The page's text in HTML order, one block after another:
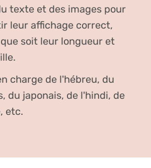
texte et des images pour
leur affichage correct,
soit leur longueur et
charge de l'hébreu, du
du japonais, de l'hindi, de
etc.